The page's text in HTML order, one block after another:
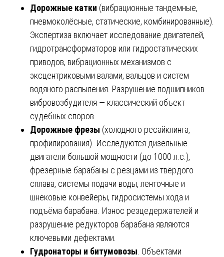
Дорожные катки (вибрационные тандемные,
пневмоколёсные, статические, комбинированные).
Экспертиза включает исследование двигателей,
гидротрансформаторов или гидростатических
приводов, вибрационных механизмов с
эксцентриковыми валами, вальцов и систем
водяного распыления. Разрушение подшипников
вибровозбудителя — классический объект
судебных споров.
Дорожные фрезы (холодного ресайклинга,
профилирования). Исследуются дизельные
двигатели большой мощности (до 1000 л.с.),
фрезерные барабаны с резцами из твёрдого
сплава, системы подачи воды, ленточные и
шнековые конвейеры, гидросистемы хода и
подъёма барабана. Износ резцедержателей и
разрушение редукторов барабана являются
ключевыми дефектами.
Гудронаторы и битумовозы . Объектами